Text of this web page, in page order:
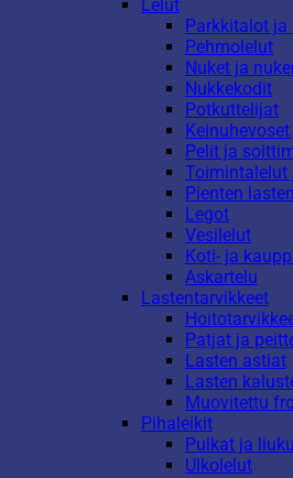
Lelut
Parkkitalot ja
Pehmolelut
Nuket ja
Nukkekodit
Potkuttelijat
Pelit ja
Toimintalelut
Pienten
Legot
Vesilelut
Koti- ja
Askartelu
Lastentarvikkeet
Patjat ja
Lasten astiat
Lasten
Muovitettu
Pihaleikit
Pulkat ja
Ulkolelut